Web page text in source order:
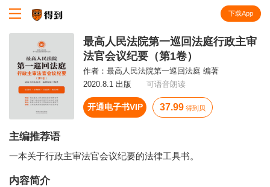
下载App
最高人民法院第一巡回法庭行政主审
法官会议纪要（第1卷）
作者： 最高人民法院第一巡回法庭 编著
2020.8.1 出版
可语音朗读
开通电子书VIP 37.99 得到贝
主编推荐语
一本关于行政主审法官会议纪要的法律工具书。
内容简介